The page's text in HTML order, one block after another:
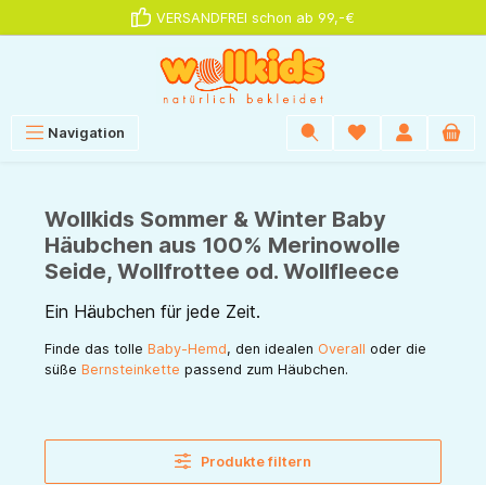
VERSANDFREI schon ab 99,-€
Navigation
Wollkids Sommer & Winter Baby
Häubchen aus 100% Merinowolle
Seide, Wollfrottee od. Wollfleece
Ein Häubchen für jede Zeit.
Finde das tolle Baby-Hemd, den idealen Overall oder die
süße Bernsteinkette passend zum Häubchen.
Produkte filtern